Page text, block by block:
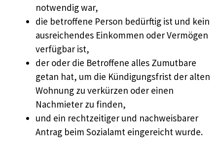
notwendig war,
die betroffene Person bedürftig ist und kein
ausreichendes Einkommen oder Vermögen
verfügbar ist,
der oder die Betroffene alles Zumutbare
getan hat, um die Kündigungsfrist der alten
Wohnung zu verkürzen oder einen
Nachmieter zu finden,
und ein rechtzeitiger und nachweisbarer
Antrag beim Sozialamt eingereicht wurde.